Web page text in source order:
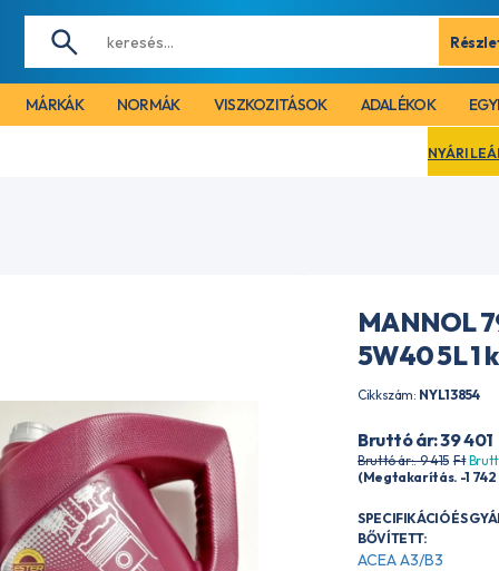
MÁRKÁK NORMÁK VISZKOZITÁSOK ADALÉKOK
NYÁRI LEÁLLÁS MIATT
MANNOL
5W40 5L 1
Cikkszám: NYL13854
Bruttó ár: 39 401
Bruttó ár:. 9 415 Ft
(Megtakarítás. -1 742
SPECIFIKÁCIÓ ÉS
BŐVÍTETT:
ACEA A3/B3